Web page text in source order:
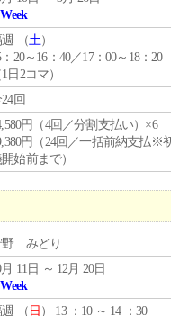
週 （土）
：20～16：40／17：00～18：20
1日2コマ）
回
円（4回／分割支払い）×6
円（24回／一括前納支払※
始前まで）
野 みどり
月 11日 ～ 12月 20日
週 （ 日 ） 13 ：10 ～ 14 ：30